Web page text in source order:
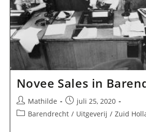
Novee Sales in
Bericht
auteur:
Mathilde
Bericht
gepubliceerd
juli 25, 2020
Berichtcategorie:
Barendrecht / Uitgeverij / Zuid